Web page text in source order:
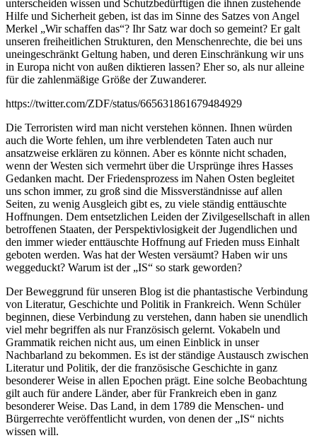
unterscheiden wissen und Schutzbedürftigen die ihnen zustehende
Hilfe und Sicherheit geben, ist das im Sinne des Satzes von Angel
Merkel „Wir schaffen das“? Ihr Satz war doch so gemeint? Er galt
unseren freiheitlichen Strukturen, den Menschenrechte, die bei uns
uneingeschränkt Geltung haben, und deren Einschränkung wir uns
in Europa nicht von außen diktieren lassen? Eher so, als nur alleine
für die zahlenmäßige Größe der Zuwanderer.
https://twitter.com/ZDF/status/665631861679484929
Die Terroristen wird man nicht verstehen können. Ihnen würden
auch die Worte fehlen, um ihre verblendeten Taten auch nur
ansatzweise erklären zu können. Aber es könnte nicht schaden,
wenn der Westen sich vermehrt über die Ursprünge ihres Hasses
Gedanken macht. Der Friedensprozess im Nahen Osten begleitet
uns schon immer, zu groß sind die Missverständnisse auf allen
Seiten, zu wenig Ausgleich gibt es, zu viele ständig enttäuschte
Hoffnungen. Dem entsetzlichen Leiden der Zivilgesellschaft in allen
betroffenen Staaten, der Perspektivlosigkeit der Jugendlichen und
den immer wieder enttäuschte Hoffnung auf Frieden muss Einhalt
geboten werden. Was hat der Westen versäumt? Haben wir uns
weggeduckt? Warum ist der „IS“ so stark geworden?
Der Beweggrund für unseren Blog ist die phantastische Verbindung
von Literatur, Geschichte und Politik in Frankreich. Wenn Schüler
beginnen, diese Verbindung zu verstehen, dann haben sie unendlich
viel mehr begriffen als nur Französisch gelernt. Vokabeln und
Grammatik reichen nicht aus, um einen Einblick in unser
Nachbarland zu bekommen. Es ist der ständige Austausch zwischen
Literatur und Politik, der die französische Geschichte in ganz
besonderer Weise in allen Epochen prägt. Eine solche Beobachtung
gilt auch für andere Länder, aber für Frankreich eben in ganz
besonderer Weise. Das Land, in dem 1789 die Menschen- und
Bürgerrechte veröffentlicht wurden, von denen der „IS“ nichts
wissen will.